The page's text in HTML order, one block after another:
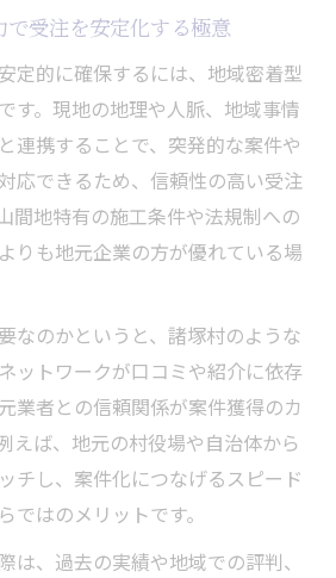
受注を安定化する極意
定的に確保するには、地域密着型
す。現地の地理や人脈、地域事情
連携することで、突発的な案件や
応できるため、信頼性の高い受注
間地特有の施工条件や法規制への
りも地元企業の方が優れている場
なのかというと、諸塚村のような
ットワークが口コミや紹介に依存
業者との信頼関係が案件獲得のカ
えば、地元の村役場や自治体から
チし、案件化につなげるスピード
ではのメリットです。
は、過去の実績や地域での評判、